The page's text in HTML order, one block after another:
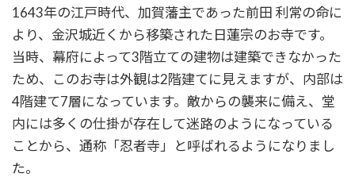
1643年の江戸時代、加賀藩主であった前田 利常の命に
より、金沢城近くから移築された日蓮宗のお寺です。
当時、幕府によって3階立ての建物は建築できなかった
ため、このお寺は外観は2階建てに見えますが、内部は
4階建て7層になっています。敵からの襲来に備え、堂
内には多くの仕掛が存在して迷路のようになっている
ことから、通称「忍者寺」と呼ばれるようになりまし
た。